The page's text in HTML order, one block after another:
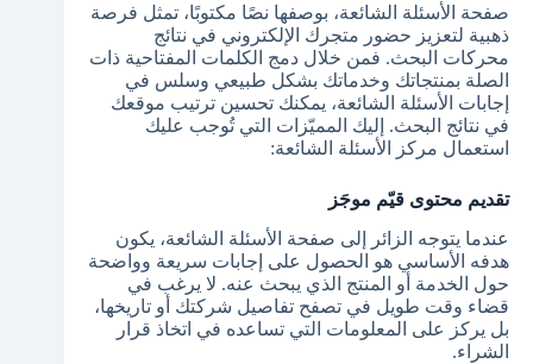
صفحة الأسئلة الشائعة، بوصفها نصًا مكتوبًا، تمثل فرصة
ذهبية لتعزيز حضور متجرك الإلكتروني في نتائج
محركات البحث. فمن خلال دمج الكلمات المفتاحية ذات
الصلة بمنتجاتك وخدماتك بشكل طبيعي وسلس في
إجابات الأسئلة الشائعة، يمكنك تحسين ترتيب موقعك
في نتائج البحث. إليك المميّزات التي تُوجب عليك
استعمال مركز الأسئلة الشائعة:
تقديم محتوى قيّم موجَز
عندما يتوجه الزائر إلى صفحة الأسئلة الشائعة، يكون
هدفه الأساسي هو الحصول على إجابات سريعة وواضحة
حول الخدمة أو المنتج الذي يبحث عنه. لا يرغب في
قضاء وقت طويل في تصفح تفاصيل شركتك أو تاريخها،
بل يركز على المعلومات التي تساعده في اتخاذ قرار
الشراء.